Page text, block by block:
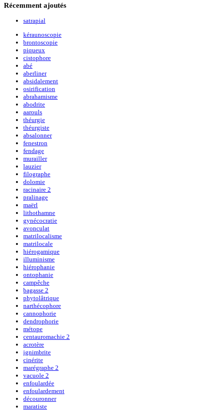
Récemment ajoutés
satrapial
kéraunoscopie
brontoscopie
piqueux
cistophore
abé
aberliner
absidalement
osirification
abrahamisme
abodrite
aarouls
théurgie
théurgiste
absalonner
fenestron
fendage
murailler
lauzier
filographe
dolomie
racinaire 2
pralinage
maërl
lithothamne
gynécocratie
avonculat
matrilocalisme
matrilocale
hiérogamique
illuminisme
hiérophanie
ontophanie
campêche
bagasse 2
phytolâtrique
narthécophore
cannophorie
dendrophorie
métope
centauromachie 2
acrotère
ignimbrite
cinérite
marégraphe 2
vacuole 2
enfoulardée
enfoulardement
découronner
maratiste